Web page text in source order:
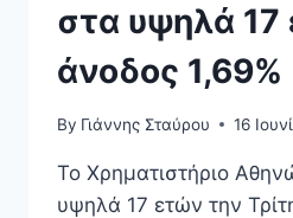
στα υψηλά 17
άνοδος 1,69%
By Γιάννης Σταύρου 16
Το Χρηματιστήριο
υψηλά 17 ετών την